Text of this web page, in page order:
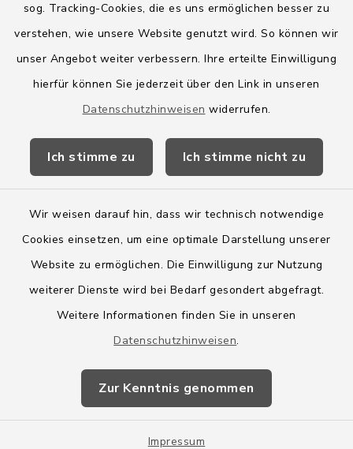
sog. Tracking-Cookies, die es uns ermöglichen besser zu
verstehen, wie unsere Website genutzt wird. So können wir
unser Angebot weiter verbessern. Ihre erteilte Einwilligung
hierfür können Sie jederzeit über den Link in unseren
Datenschutzhinweisen widerrufen.
Ich stimme zu Ich stimme nicht zu
Wir weisen darauf hin, dass wir technisch notwendige
Cookies einsetzen, um eine optimale Darstellung unserer
Website zu ermöglichen. Die Einwilligung zur Nutzung
weiterer Dienste wird bei Bedarf gesondert abgefragt.
Weitere Informationen finden Sie in unseren
Datenschutzhinweisen.
Zur Kenntnis genommen
Impressum
Quicklinks
Amt Boostedt-Rickling
Amtsbroschüre
Wege-Zweckverband
Barrierefreiheit
Impressum
Sitemap